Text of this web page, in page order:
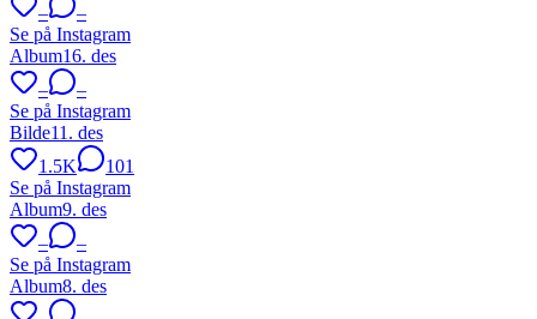
–
–
Se på Instagram
Album16. des
–
–
Se på Instagram
Bilde11. des
1.5K
101
Se på Instagram
Album9. des
–
–
Se på Instagram
Album8. des